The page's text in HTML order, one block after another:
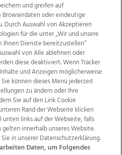
Kontakt
Jobs
AGB Anzeigekunden
Politische Werbung
und greifen auf
oder eindeutige
Durch Auswahl von Akzeptieren
für die unter „Wir und unsere
Ihnen Dienste bereitzustellen“
von Alle ablehnen oder
diese deaktiviert. Wenn Tracker
und Anzeigen möglicherweise
können dieses Menü jederzeit
zu ändern oder Ihre
Sie auf den Link Cookie
Rand der Webseite klicken
links auf der Webseite, falls
innerhalb unseres Website.
in unserer Datenschutzerklärung.
Daten, um Folgendes